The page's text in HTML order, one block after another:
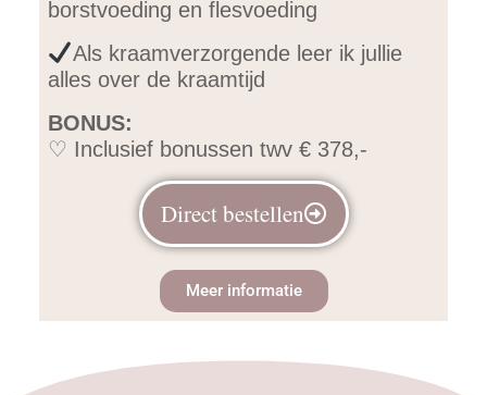
borstvoeding en flesvoeding
Als kraamverzorgende leer ik jullie
alles over de kraamtijd
BONUS:
♡ Inclusief bonussen twv € 378,-
Direct bestellen
Meer informatie